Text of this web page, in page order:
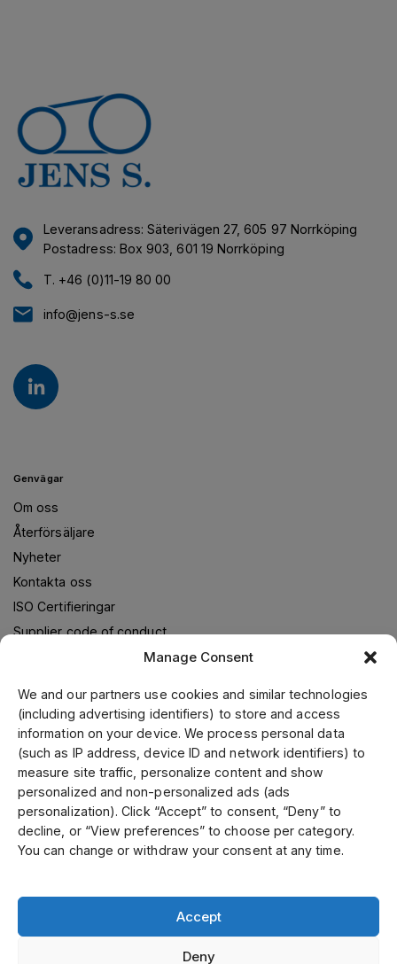
Manage Consent
We and our partners use cookies and similar technologies
(including advertising identifiers) to store and access
information on your device. We process personal data
(such as IP address, device ID and network identifiers) to
measure site traffic, personalize content and show
personalized and non-personalized ads (ads
personalization). Click “Accept” to consent, “Deny” to
decline, or “View preferences” to choose per category.
You can change or withdraw your consent at any time.
Accept
Deny
Leveransadress: Säterivägen 27, 605 97 Norrköping
Postadress: Box 903, 601 19 Norrköping
T. +46 (0)11-19 80 00
info@jens-s.se
Genvägar
Om oss
Återförsäljare
Nyheter
Kontakta oss
ISO Certifieringar
Supplier code of conduct
Om oss
Jens S. Transmissioner levererar transmissionslösningar i
samarbete med världsledande leverantörer. Genom vår
ledande position i Skandinavien, samt fokusering på kvalitet
och kundservice kan vi erbjuda ett brett utbud till
konkurrenskraftiga priser. Kund- och specialanpassade
produkter tillverkar vi i vår mekaniska verkstad. Vi är
certifierade enligt ISO 9001, 14001 och 45001.
Välj land